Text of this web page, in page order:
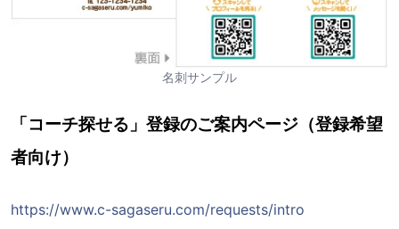
名刺サンプル
「コーチ探せる」登録のご案内ページ（登録希望
者向け）
https://www.c-sagaseru.com/requests/intro